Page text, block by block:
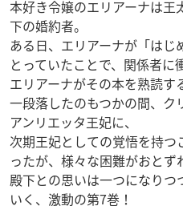
本好き令嬢のエリアーナは
下の婚約者。
ある日、エリアーナが「は
とっていたことで、関係者に
エリアーナがその本を熟読す
一段落したのもつかの間、ク
アンリエッタ王妃に、
次期王妃としての覚悟を持つ
ったが、様々な困難がおとず
殿下との思いは一つになりつ
いく、激動の第7巻！